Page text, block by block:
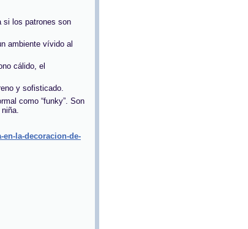
si los patrones son
ambiente vívido al
cálido, el
y sofisticado.
como “funky”. Son
la-decoracion-de-